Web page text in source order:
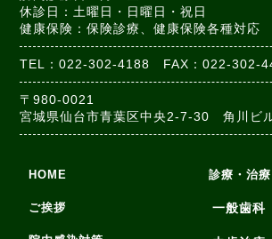
休診日：土曜日・日曜日・祝日
健康保険：保険診療、健康保険各種対応
TEL：022-302-4188 FAX：022-302-
〒980-0021
宮城県仙台市青葉区中央2-7-30 角川ビ
HOME
ご挨拶
診療・治
一般歯科